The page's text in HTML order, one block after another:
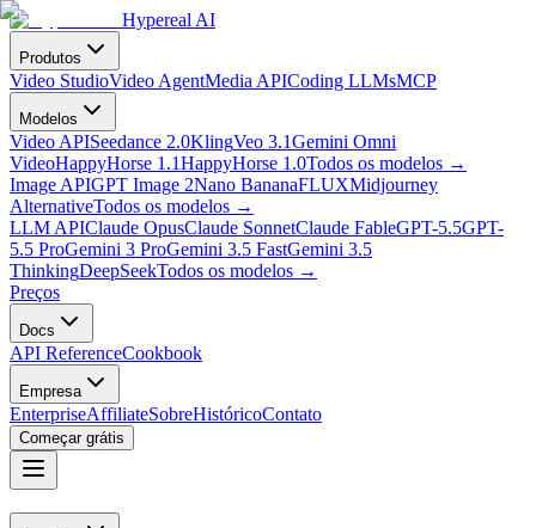
Hypereal AI
Produtos
Video StudioVideo AgentMedia APICoding LLMsMCP
Modelos
Video APISeedance 2.0KlingVeo 3.1Gemini Omni
VideoHappyHorse 1.1HappyHorse 1.0Todos os modelos →
Image APIGPT Image 2Nano BananaFLUXMidjourney
AlternativeTodos os modelos →
LLM APIClaude OpusClaude SonnetClaude FableGPT-5.5GPT-
5.5 ProGemini 3 ProGemini 3.5 FastGemini 3.5
ThinkingDeepSeekTodos os modelos →
Preços
Docs
API ReferenceCookbook
Empresa
EnterpriseAffiliateSobreHistóricoContato
Começar grátis